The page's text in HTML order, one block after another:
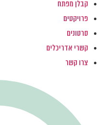
קבלן מפתח
פרויקטים
סרטונים
קשרי אדריכלים
צרו קשר